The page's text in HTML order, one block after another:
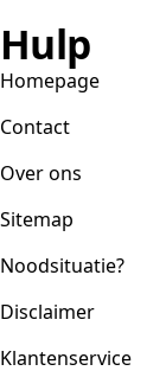
Hulp
Homepage
Contact
Over ons
Sitemap
Noodsituatie?
Disclaimer
Klantenservice